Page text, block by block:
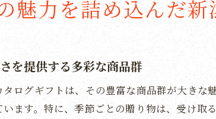
新潟
新潟のカ
受取
魅力を詰め込んだ
を提供する多彩な商品群
タログギフトは、その豊富な商品群が大き
います。特に、季節ごとの贈り物は、受け